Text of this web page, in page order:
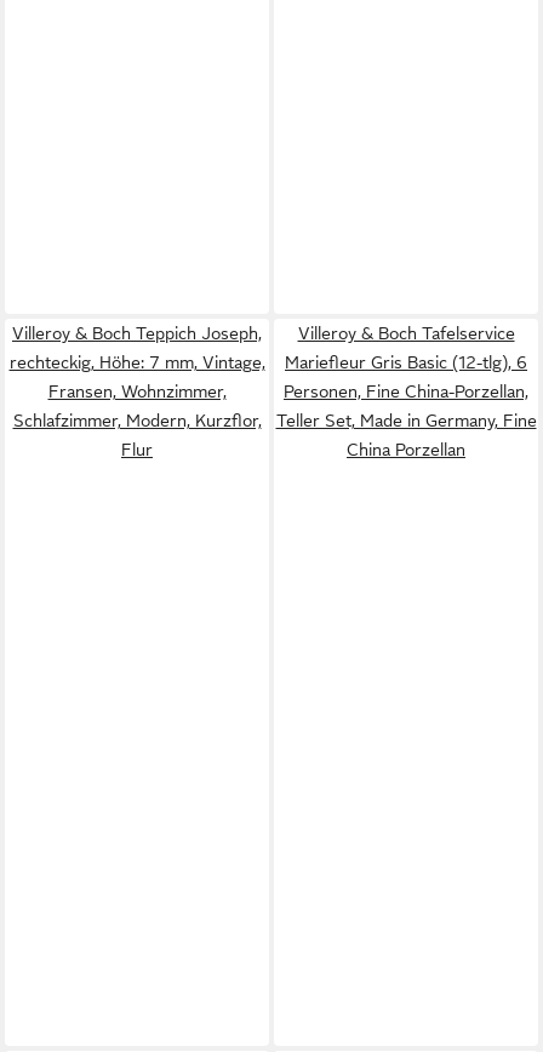
Villeroy & Boch Teppich Joseph,
rechteckig, Höhe: 7 mm, Vintage,
Fransen, Wohnzimmer,
Schlafzimmer, Modern, Kurzflor,
Flur
Villeroy & Boch Tafelservice
Mariefleur Gris Basic (12-tlg), 6
Personen, Fine China-Porzellan,
Teller Set, Made in Germany, Fine
China Porzellan